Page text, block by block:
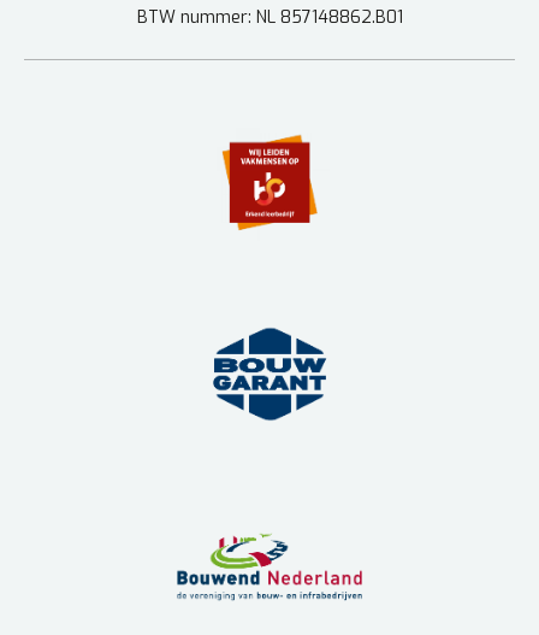
BTW nummer: NL 857148862.B01